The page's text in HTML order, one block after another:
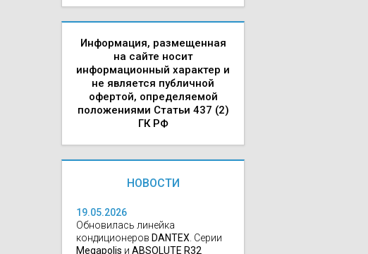
Информация, размещенная
на сайте носит
информационный характер и
не является публичной
офертой, определяемой
положениями Статьи 437 (2)
ГК РФ
НОВОСТИ
19.05.2026
Обновилась линейка
кондиционеров DANTEX. Серии
Megapolis и ABSOLUTE R32